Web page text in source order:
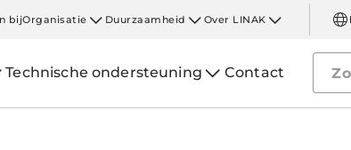
bijOrganisatie Duurzaamheid Over LINAK
Technische ondersteuning Contact